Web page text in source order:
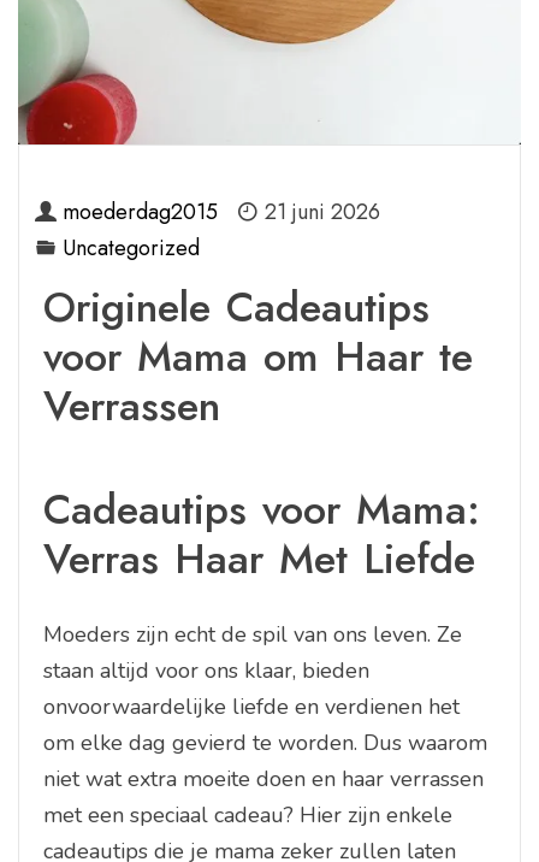
moederdag2015
21 juni 2026
Uncategorized
Originele Cadeautips
voor Mama om Haar te
Verrassen
Cadeautips voor Mama:
Verras Haar Met Liefde
Moeders zijn echt de spil van ons leven. Ze
staan altijd voor ons klaar, bieden
onvoorwaardelijke liefde en verdienen het
om elke dag gevierd te worden. Dus waarom
niet wat extra moeite doen en haar verrassen
met een speciaal cadeau? Hier zijn enkele
cadeautips die je mama zeker zullen laten